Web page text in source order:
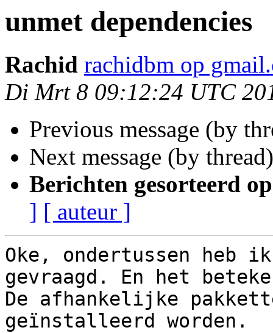
unmet dependencies
Rachid rachidbm op
Di Mrt 8 09:12:24 UTC
Previous message (by
Next message (by
Berichten gesorteerd
] [ auteur ]
Oke, ondertussen heb
gevraagd. En het
De afhankelijke
geïnstalleerd worden.